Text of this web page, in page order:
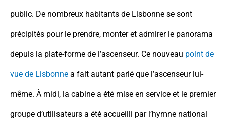
public. De nombreux habitants de Lisbonne se sont
précipités pour le prendre, monter et admirer le panorama
depuis la plate-forme de l’ascenseur. Ce nouveau point de
vue de Lisbonne a fait autant parlé que l’ascenseur lui-
même. À midi, la cabine a été mise en service et le premier
groupe d’utilisateurs a été accueilli par l’hymne national